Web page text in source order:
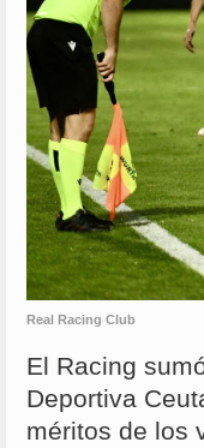
Real Racing Club
El Racing
Deportiva
méritos de los